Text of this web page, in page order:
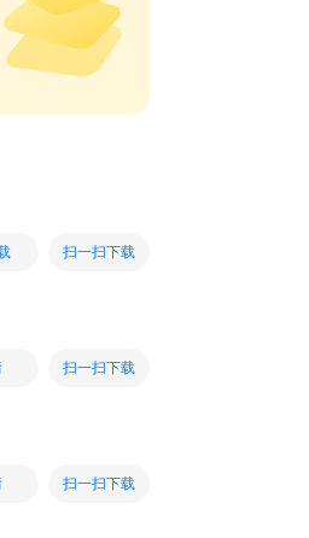
扫一扫下载
扫一扫下载
扫一扫下载